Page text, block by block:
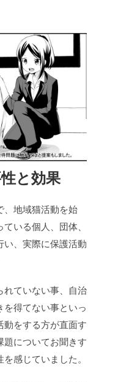
と効果
地域猫活動を始
いる個人、団体、
い、実際に保護活動
ていない事、自治
を得てない事といっ
動をする方が直面す
題についてお聞きす
感じていました。